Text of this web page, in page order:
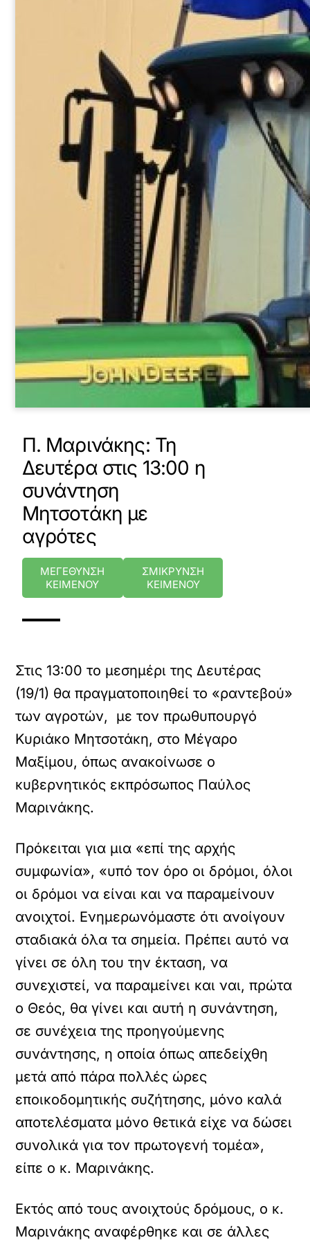
Π. Μαρινάκης: Τη
Δευτέρα στις 13:00 η
συνάντηση
Μητσοτάκη με
αγρότες
ΜΕΓΕΘΥΝΣΗ
ΚΕΙΜΕΝΟΥ
ΣΜΙΚΡΥΝΣΗ
ΚΕΙΜΕΝΟΥ
Στις 13:00 το μεσημέρι της Δευτέρας
(19/1) θα πραγματοποιηθεί το «ραντεβού»
των αγροτών, με τον πρωθυπουργό
Κυριάκο Μητσοτάκη, στο Μέγαρο
Μαξίμου, όπως ανακοίνωσε ο
κυβερνητικός εκπρόσωπος Παύλος
Μαρινάκης.
Πρόκειται για μια «επί της αρχής
συμφωνία», «υπό τον όρο οι δρόμοι, όλοι
οι δρόμοι να είναι και να παραμείνουν
ανοιχτοί. Ενημερωνόμαστε ότι ανοίγουν
σταδιακά όλα τα σημεία. Πρέπει αυτό να
γίνει σε όλη του την έκταση, να
συνεχιστεί, να παραμείνει και ναι, πρώτα
ο Θεός, θα γίνει και αυτή η συνάντηση,
σε συνέχεια της προηγούμενης
συνάντησης, η οποία όπως απεδείχθη
μετά από πάρα πολλές ώρες
εποικοδομητικής συζήτησης, μόνο καλά
αποτελέσματα μόνο θετικά είχε να δώσει
συνολικά για τον πρωτογενή τομέα»,
είπε ο κ. Μαρινάκης.
Εκτός από τους ανοιχτούς δρόμους, ο κ.
Μαρινάκης αναφέρθηκε και σε άλλες